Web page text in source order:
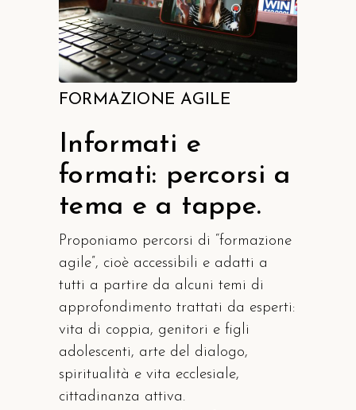
FORMAZIONE AGILE
Informati e
formati: percorsi a
tema e a tappe.
Proponiamo percorsi di “formazione
agile”, cioè accessibili e adatti a
tutti a partire da alcuni temi di
approfondimento trattati da esperti:
vita di coppia, genitori e figli
adolescenti, arte del dialogo,
spiritualità e vita ecclesiale,
cittadinanza attiva.